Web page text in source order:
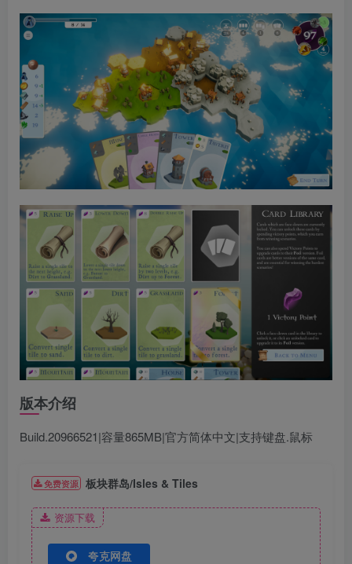
版本介绍
Build.20966521|容量865MB|官方简体中文|支持键盘.鼠标
免费资源 板块群岛/Isles & Tiles
资源下载
夸克网盘